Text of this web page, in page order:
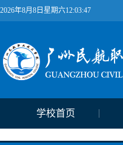
2026年8月8日星期六12:03:47
学校首页